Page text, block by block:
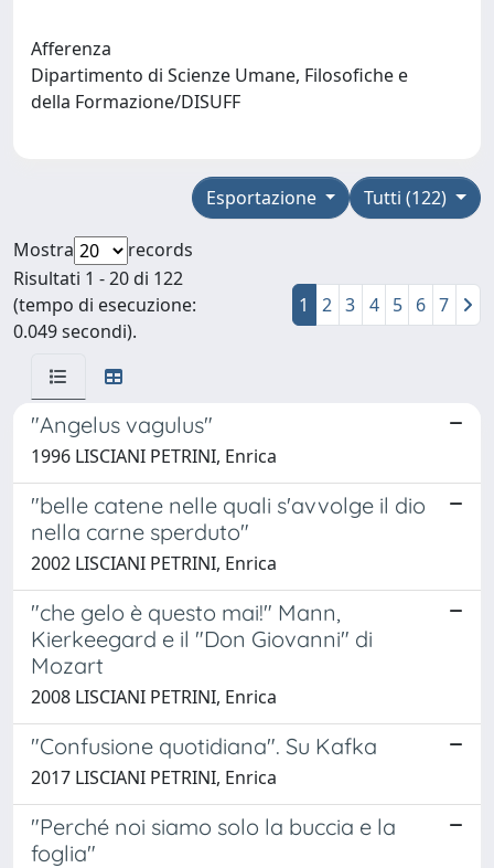
Afferenza
Dipartimento di Scienze Umane, Filosofiche e
della Formazione/DISUFF
Tutti (122)
Esportazione
Mostra
records
Risultati 1 - 20 di 122
(tempo di esecuzione:
0.049 secondi).
1 2 3 4 5 6 7
"Angelus vagulus"
1996 LISCIANI PETRINI, Enrica
"belle catene nelle quali s'avvolge il dio
nella carne sperduto"
2002 LISCIANI PETRINI, Enrica
"che gelo è questo mai!" Mann,
Kierkeegard e il "Don Giovanni" di
Mozart
2008 LISCIANI PETRINI, Enrica
"Confusione quotidiana". Su Kafka
2017 LISCIANI PETRINI, Enrica
"Perché noi siamo solo la buccia e la
foglia"